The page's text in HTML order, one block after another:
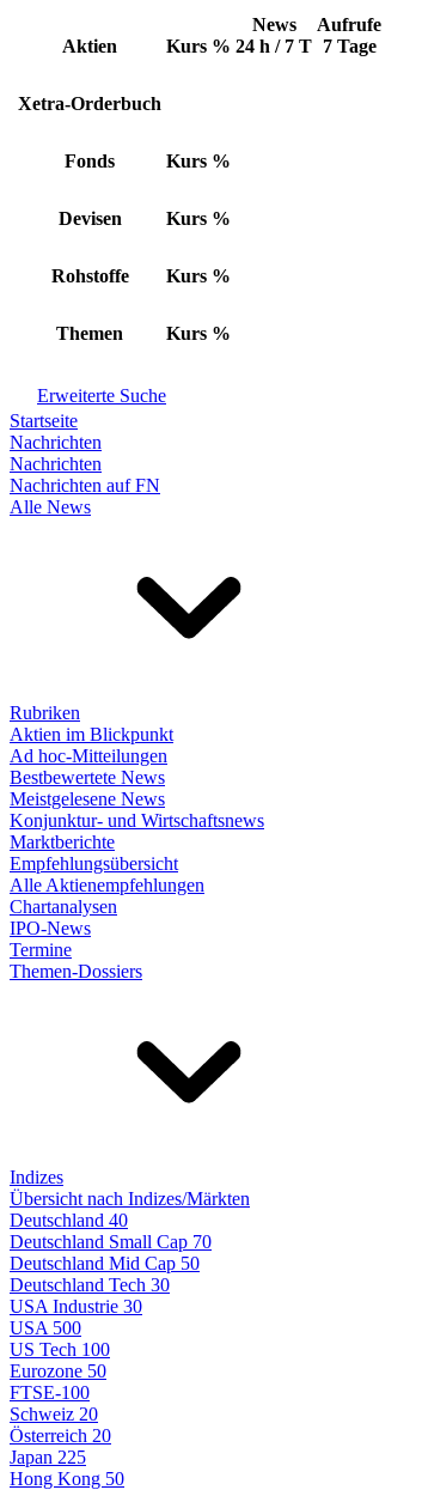
Aktien Kurs %
News
24 h / 7 T
Aufrufe
7 Tage
Xetra-Orderbuch
Fonds Kurs %
Devisen Kurs %
Rohstoffe Kurs %
Themen Kurs %
Erweiterte Suche
Startseite
Nachrichten
Nachrichten
Nachrichten auf FN
Alle News
Rubriken
Aktien im Blickpunkt
Ad hoc-Mitteilungen
Bestbewertete News
Meistgelesene News
Konjunktur- und Wirtschaftsnews
Marktberichte
Empfehlungsübersicht
Alle Aktienempfehlungen
Chartanalysen
IPO-News
Termine
Themen-Dossiers
Indizes
Übersicht nach Indizes/Märkten
Deutschland 40
Deutschland Small Cap 70
Deutschland Mid Cap 50
Deutschland Tech 30
USA Industrie 30
USA 500
US Tech 100
Eurozone 50
FTSE-100
Schweiz 20
Österreich 20
Japan 225
Hong Kong 50